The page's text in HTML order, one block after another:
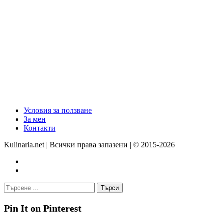
Условия за ползване
За мен
Контакти
Kulinaria.net | Всички права запазени | © 2015-2026
Pin It on Pinterest